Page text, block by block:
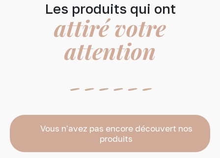
Les produits qui ont
attiré votre
attention
Vous n'avez pas encore découvert nos
produits